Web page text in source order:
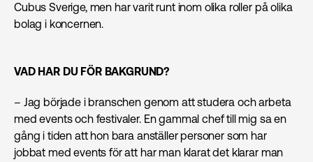
Cubus Sverige, men har varit runt inom olika roller på olika
bolag i koncernen.
VAD HAR DU FÖR BAKGRUND?
– Jag började i branschen genom att studera och arbeta
med events och festivaler. En gammal chef till mig sa en
gång i tiden att hon bara anställer personer som har
jobbat med events för att har man klarat det klarar man